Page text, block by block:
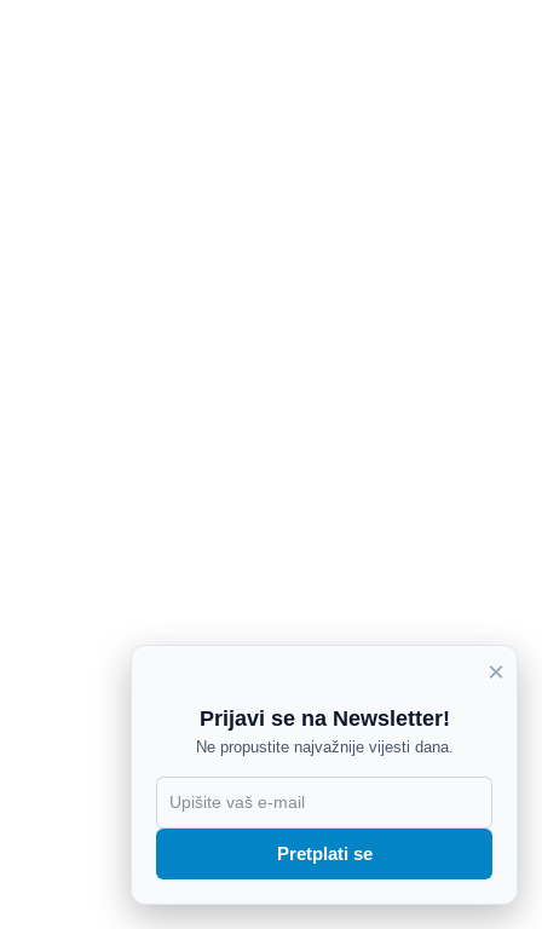
×
Prijavi se na Newsletter!
Ne propustite najvažnije vijesti dana.
Pretplati se